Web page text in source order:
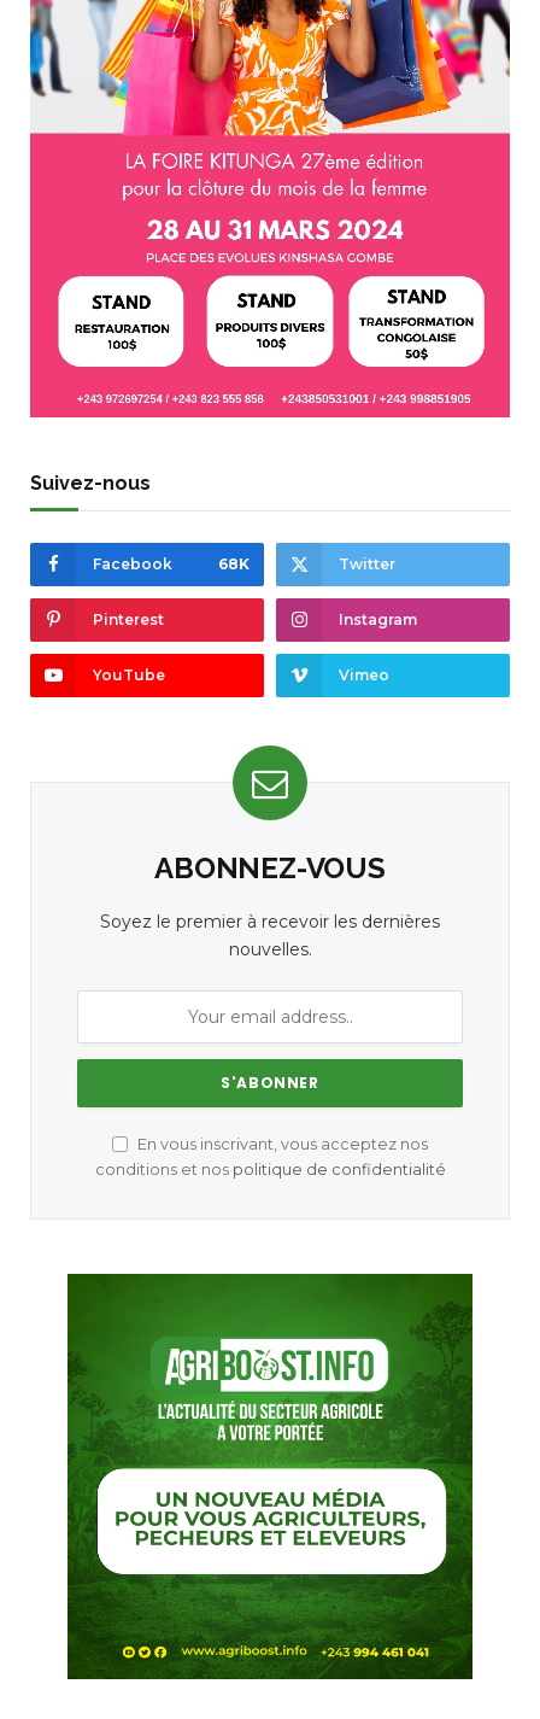
Suivez-nous
Facebook 68K Twitter
Pinterest Instagram
YouTube Vimeo
ABONNEZ-VOUS
Soyez le premier à recevoir les dernières
nouvelles.
En vous inscrivant, vous acceptez nos
conditions et nos politique de confidentialité